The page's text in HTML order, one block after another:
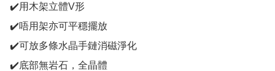
✔️用木架立體V形
✔️唔用架亦可平穩擺放
✔️可放多條水晶手鏈消磁淨化
✔️底部無岩石，全晶體